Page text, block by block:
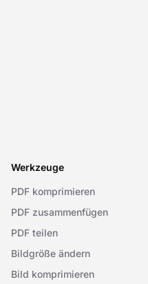
Werkzeuge
PDF komprimieren
PDF zusammenfügen
PDF teilen
Bildgröße ändern
Bild komprimieren